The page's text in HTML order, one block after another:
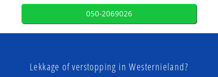
050-2069026
Lekkage of verstopping in Westernieland?